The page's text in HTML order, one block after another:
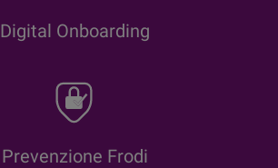
Digital Onboarding
Prevenzione Frodi